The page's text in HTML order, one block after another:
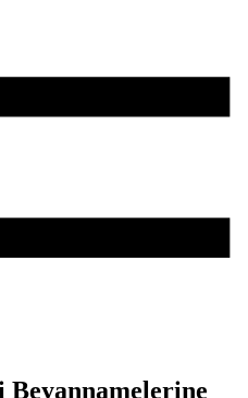
Beyannamelerine